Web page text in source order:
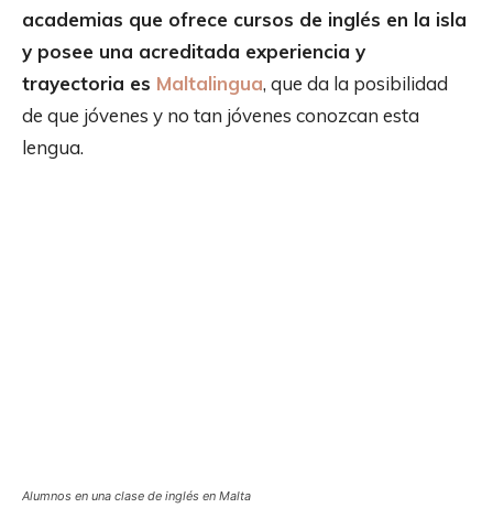
academias que ofrece cursos de inglés en la isla
y posee una acreditada experiencia y
trayectoria es Maltalingua, que da la posibilidad
de que jóvenes y no tan jóvenes conozcan esta
lengua.
Alumnos en una clase de inglés en Malta